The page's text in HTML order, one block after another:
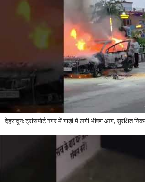
देहरादून: ट्रांसपोर्ट नगर में गाड़ी में लगी भीषण आग, सुरक्षित